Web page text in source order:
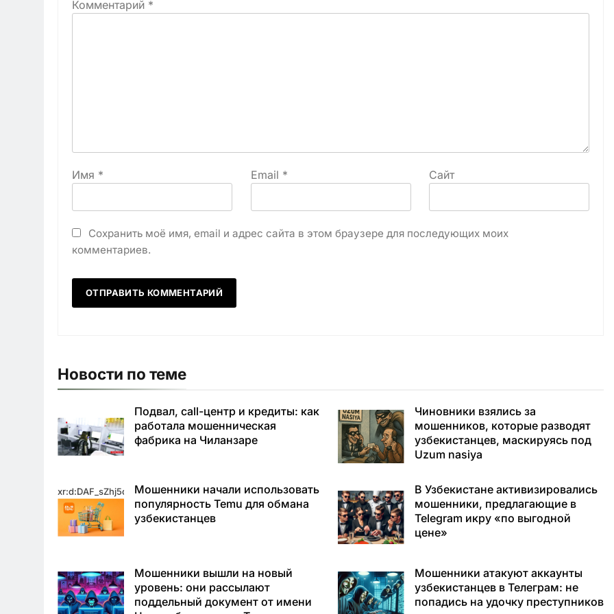
Комментарий *
Имя * Email * Сайт
Сохранить моё имя, email и адрес сайта в этом браузере для последующих моих
комментариев.
Новости по теме
Подвал, call-центр и кредиты: как
работала мошенническая
фабрика на Чиланзаре
Чиновники взялись за
мошенников, которые разводят
узбекистанцев, маскируясь под
Uzum nasiya
xr:d:DAF_sZhj5qo:11,j:3764305291706817683,t:24031623
Мошенники начали использовать
популярность Temu для обмана
узбекистанцев
В Узбекистане активизировались
мошенники, предлагающие в
Telegram икру «по выгодной
цене»
Мошенники вышли на новый
уровень: они рассылают
поддельный документ от имени
Мошенники атакуют аккаунты
узбекистанцев в Телеграм: не
попадись на удочку преступников